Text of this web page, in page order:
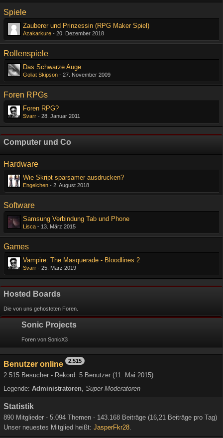
Spiele
Zauberer und Prinzessin (RPG Maker Spiel)
Azakarkure - 20. Dezember 2018
Rollenspiele
Das Schwarze Auge
Goliat Skipson - 27. November 2009
Foren RPGs
Foren RPG?
Svarr - 28. Januar 2011
Computer und Co
Hardware
Wie Skript sparsamer ausdrucken?
Engelchen - 2. August 2018
Software
Samsung Verbindung Tab und Phone
Lisca - 13. März 2015
Games
Vampire: The Masquerade - Bloodlines 2
Svarr - 25. März 2019
Hosted Boards
Die von uns gehosteten Foren.
Sonic Projects
Foren von SonicX3
Benutzer online 2.515
2.515 Besucher - Rekord: 5 Benutzer (11. Mai 2015)
Legende: Administratoren Super Moderatoren
Statistik
890 Mitglieder - 5.094 Themen - 143.168 Beiträge (16,21 Beiträge pro Tag)
Unser neuestes Mitglied heißt: JasperFkr28.